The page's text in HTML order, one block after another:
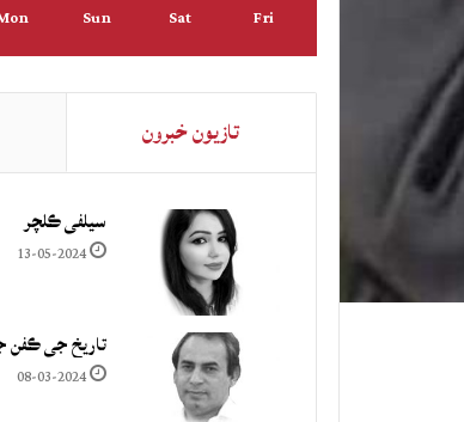
Fri
Sat
Sun
تازيون خبرون
سيلفي ڪلچر
13-05-2024
تاريخ جي
08-03-2024